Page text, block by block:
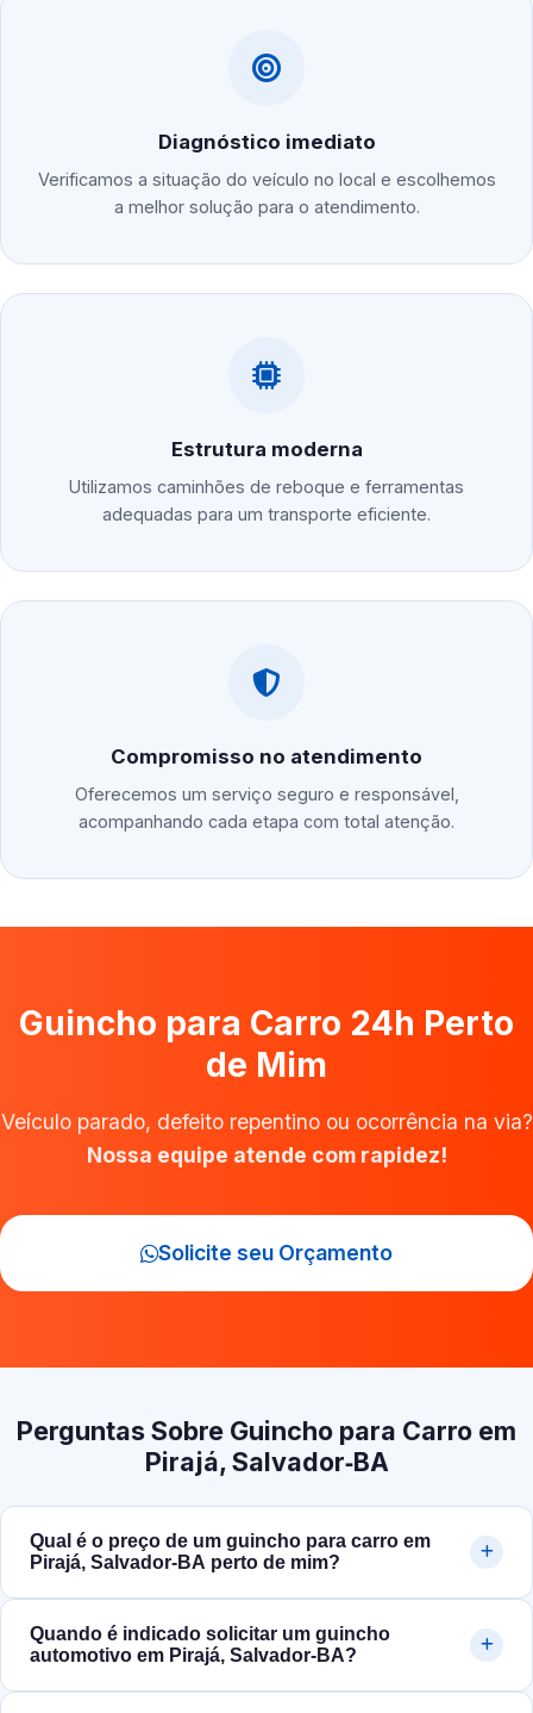
Diagnóstico imediato
Verificamos a situação do veículo no local e escolhemos
a melhor solução para o atendimento.
Estrutura moderna
Utilizamos caminhões de reboque e ferramentas
adequadas para um transporte eficiente.
Compromisso no atendimento
Oferecemos um serviço seguro e responsável,
acompanhando cada etapa com total atenção.
Guincho para Carro 24h Perto
de Mim
Veículo parado, defeito repentino ou ocorrência na via?
Nossa equipe atende com rapidez!
Solicite seu Orçamento
Perguntas Sobre Guincho para Carro em
Pirajá, Salvador‑BA
Qual é o preço de um guincho para carro em
Pirajá, Salvador‑BA perto de mim?
Quando é indicado solicitar um guincho
automotivo em Pirajá, Salvador‑BA?